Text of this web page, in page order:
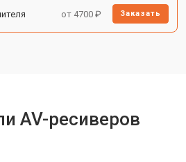
от 4700 ₽ Заказать
AV-ресиверов